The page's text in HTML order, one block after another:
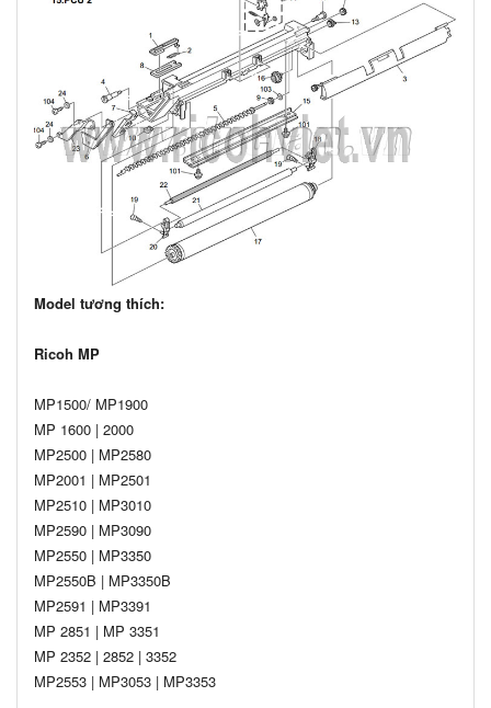
Model tương thích:
Ricoh MP
MP1500/ MP1900
MP 1600 | 2000
MP2500 | MP2580
MP2001 | MP2501
MP2510 | MP3010
MP2590 | MP3090
MP2550 | MP3350
MP2550B | MP3350B
MP2591 | MP3391
MP 2851 | MP 3351
MP 2352 | 2852 | 3352
MP2553 | MP3053 | MP3353